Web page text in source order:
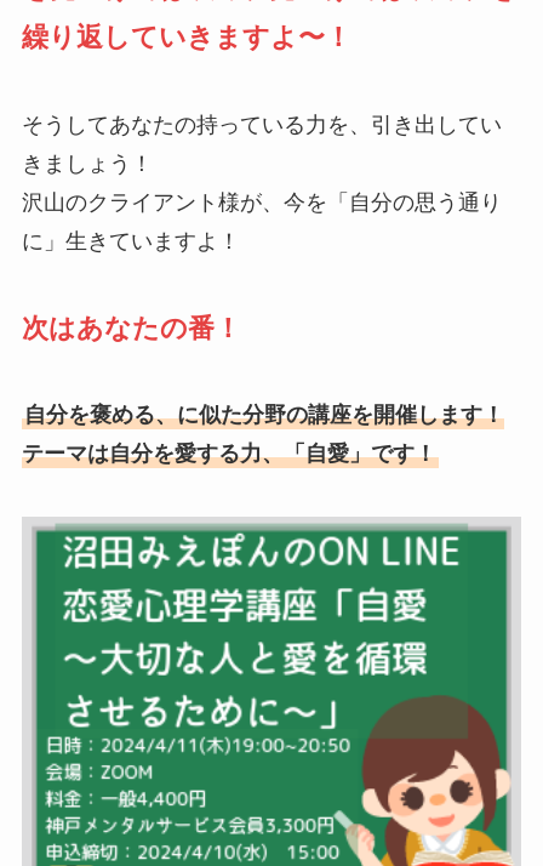
繰り返していきますよ〜！
そうしてあなたの持っている力を、引き出してい
きましょう！
沢山のクライアント様が、今を「自分の思う通り
に」生きていますよ！
次はあなたの番！
自分を褒める、に似た分野の講座を開催します！
テーマは自分を愛する力、「自愛」です！